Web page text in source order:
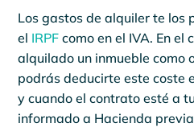
Los gastos de alquiler te los
el IRPF como en el IVA. En el
alquilado un inmueble como
podrás deducirte este coste
y cuando el contrato esté a
informado a Hacienda